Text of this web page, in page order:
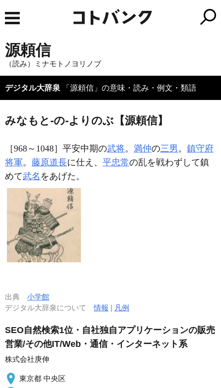
源頼信
（読み）ミナモトノヨリノブ
デジタル大辞泉 「源頼信」の意味・読み・例文・類語
みなもと‐の‐よりのぶ【源頼信】
［968～1048］平安中期の武将。 満仲の三男。 鎮守府
将軍。 藤原道長に仕え、 平忠常の乱を戦わずして鎮
めて武名 をあげた。
出典 小学館
デジタル大辞泉について情報 | 凡例
SEO自然検索1位・自社独自アプリケーションの販売
営業/その他IT/Web・通信・インターネット系
株式会社庚伸
東京都 中央区